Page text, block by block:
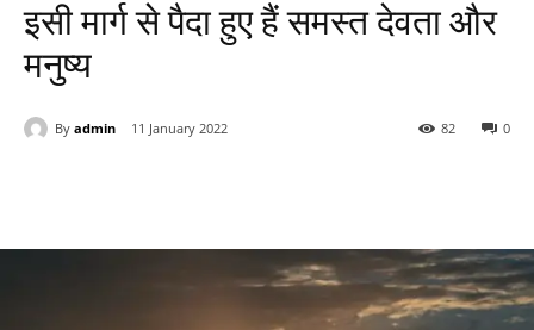
इसी मार्ग से पैदा हुए हैं समस्त देवता और
मनुष्य
By admin 11 January 2022 0
82